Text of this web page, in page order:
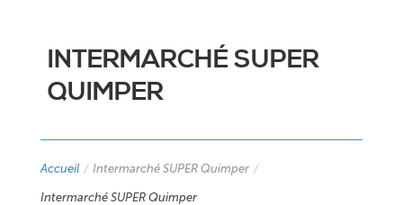
INTERMARCHÉ SUPER
QUIMPER
Accueil / Intermarché SUPER Quimper /
Intermarché SUPER Quimper